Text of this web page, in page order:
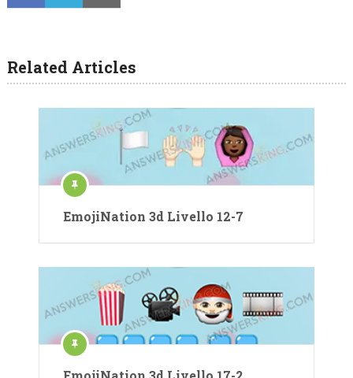
Related Articles
EmojiNation 3d Livello 12-7